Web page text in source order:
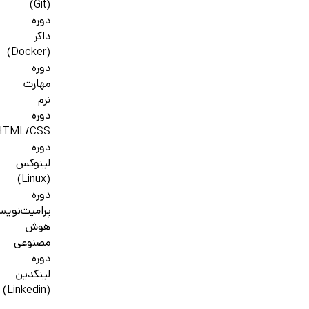
(Git)
دوره
داکر
(Docker)
دوره
مهارت
نرم
دوره
CSS
دوره
لینوکس
(Linux)
دوره
هوش
مصنوعی
دوره
لینکدین
(Linkedin)